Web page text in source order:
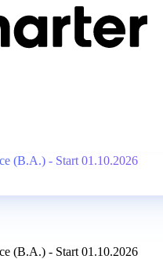
(B.A.) - Start 01.10.2026
(B.A.) - Start 01.10.2026